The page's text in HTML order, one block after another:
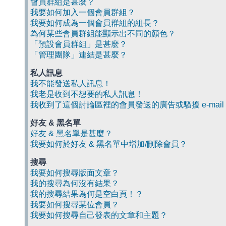
會員群組是甚麼？
我要如何加入一個會員群組？
我要如何成為一個會員群組的組長？
為何某些會員群組能顯示出不同的顏色？
「預設會員群組」是甚麼？
「管理團隊」連結是甚麼？
私人訊息
我不能發送私人訊息！
我老是收到不想要的私人訊息！
我收到了這個討論區裡的會員發送的廣告或騷擾 e-mail
好友 & 黑名單
好友 & 黑名單是甚麼？
我要如何於好友 & 黑名單中增加/刪除會員？
搜尋
我要如何搜尋版面文章？
我的搜尋為何沒有結果？
我的搜尋結果為何是空白頁！？
我要如何搜尋某位會員？
我要如何搜尋自己發表的文章和主題？